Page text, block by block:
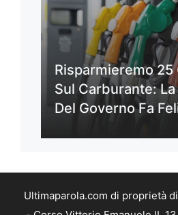
Risparmieremo 25
Sul Carburante:
Del Governo Fa
Ultimaparola.com di proprietà